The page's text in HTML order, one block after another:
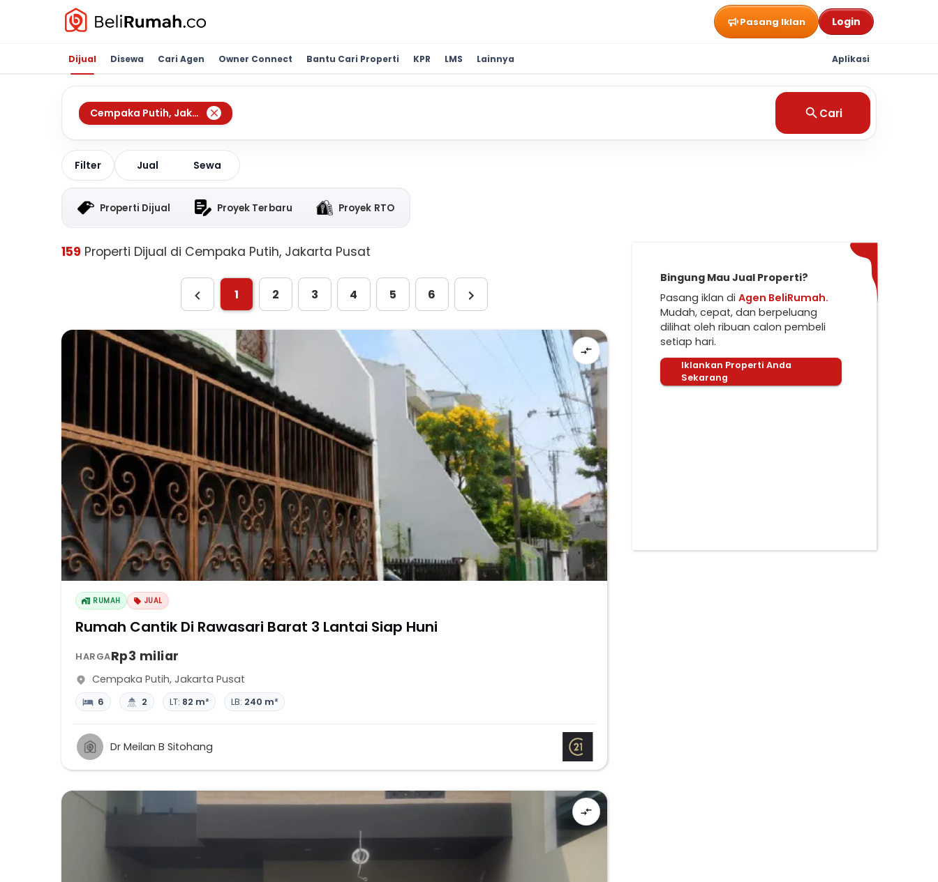
Pasang Iklan Login
Dijual Disewa Cari Agen Owner Connect Bantu Cari Properti KPR LMS Lainnya Aplikasi
Cempaka Putih, Jakarta Pusat Cari
Filter Jual Sewa
Properti Dijual Proyek Terbaru Proyek RTO
159 Properti Dijual di Cempaka Putih, Jakarta Pusat
1 2 3 4 5 6
RUMAH JUAL
Rumah Cantik Di Rawasari Barat 3 Lantai Siap Huni
HARGARp3 miliar
Cempaka Putih, Jakarta Pusat
6 2 LT: 82 m² LB: 240 m²
Dr Meilan B Sitohang
Bingung Mau Jual Properti?
Pasang iklan di Agen BeliRumah.
Mudah, cepat, dan berpeluang
dilihat oleh ribuan calon pembeli
setiap hari.
Iklankan Properti Anda
Sekarang